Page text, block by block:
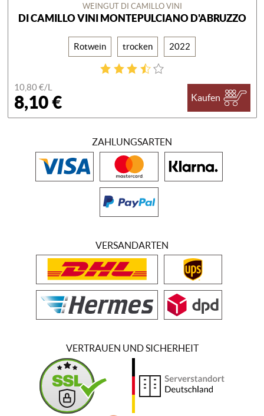
WEINGUT DI CAMILLO VINI
DI CAMILLO VINI MONTEPULCIANO D'ABRUZZO
Rotwein trocken 2022
10,80 €/L
8,10 € Kaufen
ZAHLUNGSARTEN
VERSANDARTEN
VERTRAUEN UND SICHERHEIT